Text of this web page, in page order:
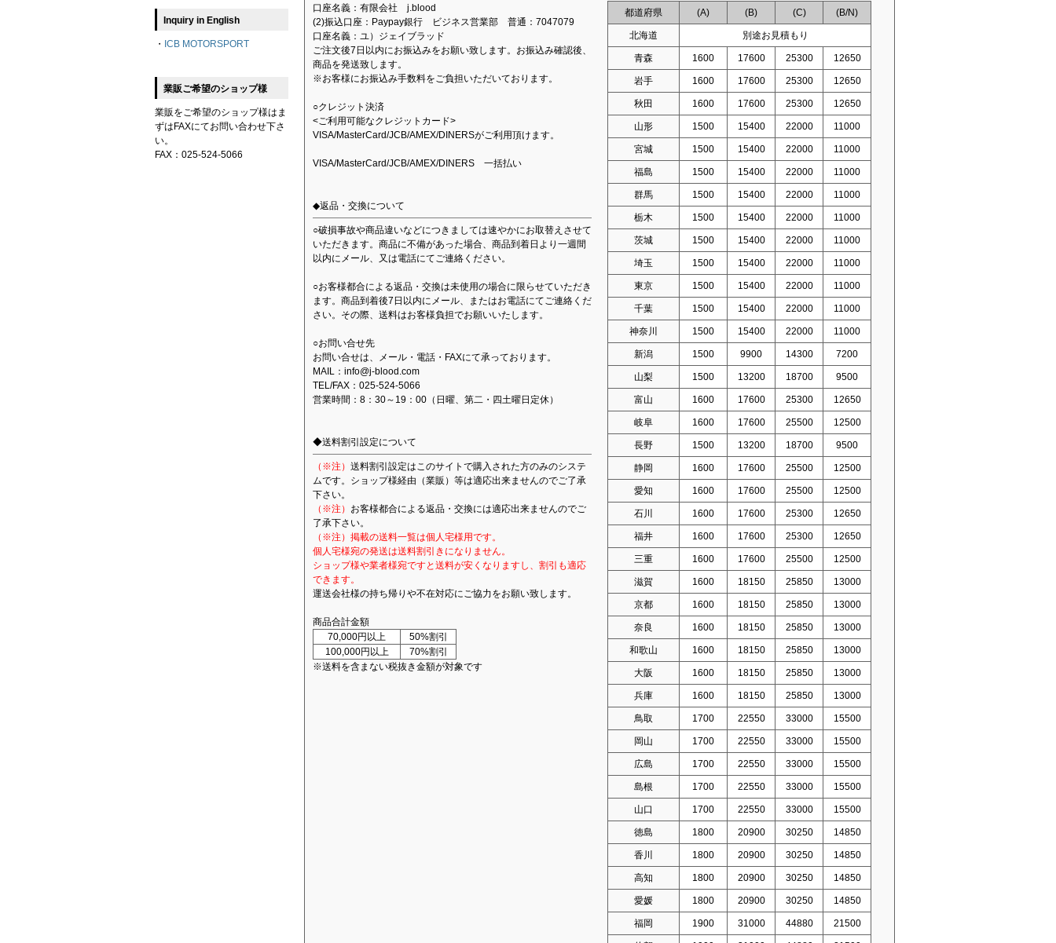
口座名義：有限会社 j.blood
(2)振込口座：Paypay銀行 ビジネス営業部 普通：7047079
口座名義：ユ）ジェイブラッド
ご注文後7日以内にお振込みをお願い致します。お振込み確認後、
商品を発送致します。
※お客様にお振込み手数料をご負担いただいております。
○クレジット決済
<ご利用可能なクレジットカード>
VISA/MasterCard/JCB/AMEX/DINERSがご利用頂けます。
VISA/MasterCard/JCB/AMEX/DINERS 一括払い
◆返品・交換について
○破損事故や商品違いなどにつきましては速やかにお取替えさせて
いただきます。商品に不備があった場合、商品到着日より一週間
以内にメール、又は電話にてご連絡ください。
○お客様都合による返品・交換は未使用の場合に限らせていただき
ます。商品到着後7日以内にメール、またはお電話にてご連絡くだ
さい。その際、送料はお客様負担でお願いいたします。
○お問い合せ先
お問い合せは、メール・電話・FAXにて承っております。
MAIL：info@j-blood.com
TEL/FAX：025-524-5066
営業時間：8：30～19：00（日曜、第二・四土曜日定休）
◆送料割引設定について
（※注） 送料割引設定はこのサイトで購入された方のみのシステ
ムです。ショップ様経由（業販）等は適応出来ませんのでご了承
下さい。
（※注） お客様都合による返品・交換には適応出来ませんのでご
了承下さい。
（※注）掲載の送料一覧は個人宅様用です。
個人宅様宛の発送は送料割引きになりません。
ショップ様や業者様宛ですと送料が安くなりますし、割引も適応
できます。
運送会社様の持ち帰りや不在対応にご協力をお願い致します。
商品合計金額
70,000円以上
50%割引
100,000円以上
70%割引
※送料を含まない税抜き金額が対象です
都道府県
(A) (B) (C) (B/N)
北海道 別途お見積もり
青森 1600 17600 25300 12650
岩手 1600 17600 25300 12650
秋田 1600 17600 25300 12650
山形 1500 15400 22000 11000
宮城 1500 15400 22000 11000
福島 1500 15400 22000 11000
群馬 1500 15400 22000 11000
栃木 1500 15400 22000 11000
茨城 1500 15400 22000 11000
埼玉 1500 15400 22000 11000
東京 1500 15400 22000 11000
千葉 1500 15400 22000 11000
神奈川 1500 15400 22000 11000
新潟 1500 9900 14300 7200
山梨 1500 13200 18700 9500
富山 1600 17600 25300 12650
岐阜 1600 17600 25500 12500
長野 1500 13200 18700 9500
静岡 1600 17600 25500 12500
愛知 1600 17600 25500 12500
石川 1600 17600 25300 12650
福井 1600 17600 25300 12650
三重 1600 17600 25500 12500
滋賀 1600 18150 25850 13000
京都 1600 18150 25850 13000
奈良 1600 18150 25850 13000
和歌山 1600 18150 25850 13000
大阪 1600 18150 25850 13000
兵庫 1600 18150 25850 13000
鳥取 1700 22550 33000 15500
岡山 1700 22550 33000 15500
広島 1700 22550 33000 15500
島根 1700 22550 33000 15500
山口 1700 22550 33000 15500
徳島 1800 20900 30250 14850
香川 1800 20900 30250 14850
高知 1800 20900 30250 14850
愛媛 1800 20900 30250 14850
福岡 1900 31000 44880 21500
Inquiry in English
・ ICB MOTORSPORT
業販ご希望のショップ様
業販をご希望のショップ様はま
ずはFAXにてお問い合わせ下さ
い。
FAX：025-524-5066